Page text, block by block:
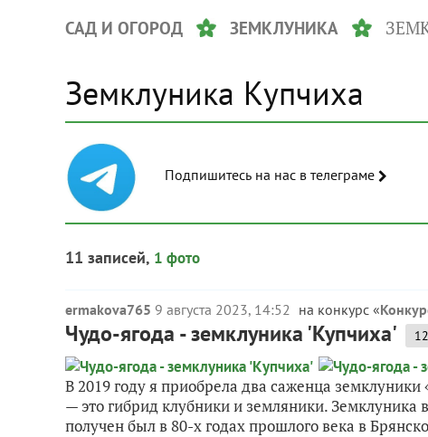
САД И ОГОРОД ЗЕМКЛУНИКА
Земклуника Купчиха
Подпишитесь на нас в телеграме
11 записей, 1 фото
ermakova765 9 августа 2023, 14:52 на конкурс «
Чудо-ягода - земклуника 'Купчиха' 12
В 2019 году я приобрела два саженца
— это гибрид клубники и земляники. Земклуника
получен был в 80-х годах прошлого века в